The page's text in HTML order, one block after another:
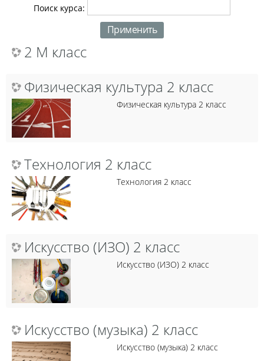
Поиск курса:
2 М класс
Физическая культура 2 класс
Физическая культура 2 класс
Технология 2 класс
Технология 2 класс
Искусство (ИЗО) 2 класс
Искусство (ИЗО) 2 класс
Искусство (музыка) 2 класс
Искусство (музыка) 2 класс